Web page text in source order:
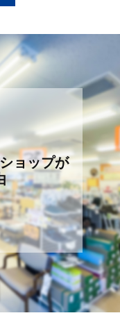
ョップが